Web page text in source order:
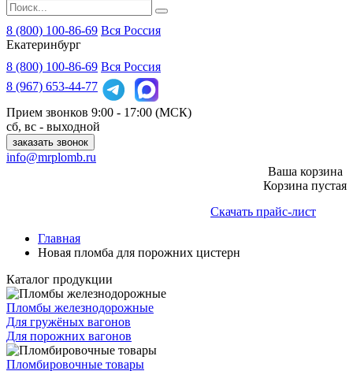
8 (800) 100-86-69 Вся Россия
Екатеринбург
8 (800) 100-86-69 Вся Россия
8 (967) 653-44-77
Прием звонков 9:00 - 17:00 (МСК)
сб, вс - выходной
заказать звонок
info@mrplomb.ru
Ваша корзина
Корзина пустая
Скачать прайс-лист
Главная
Новая пломба для порожних цистерн
Каталог продукции
Пломбы железнодорожные
Для гружёных вагонов
Для порожних вагонов
Пломбировочные товары